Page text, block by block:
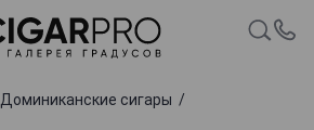
Доминиканские сигары